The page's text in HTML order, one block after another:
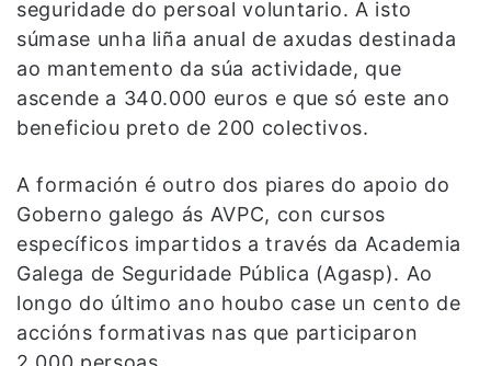
seguridade do persoal voluntario. A isto
súmase unha liña anual de axudas destinada
ao mantemento da súa actividade, que
ascende a 340.000 euros e que só este ano
beneficiou preto de 200 colectivos.
A formación é outro dos piares do apoio do
Goberno galego ás AVPC, con cursos
específicos impartidos a través da Academia
Galega de Seguridade Pública (Agasp). Ao
longo do último ano houbo case un cento de
accións formativas nas que participaron